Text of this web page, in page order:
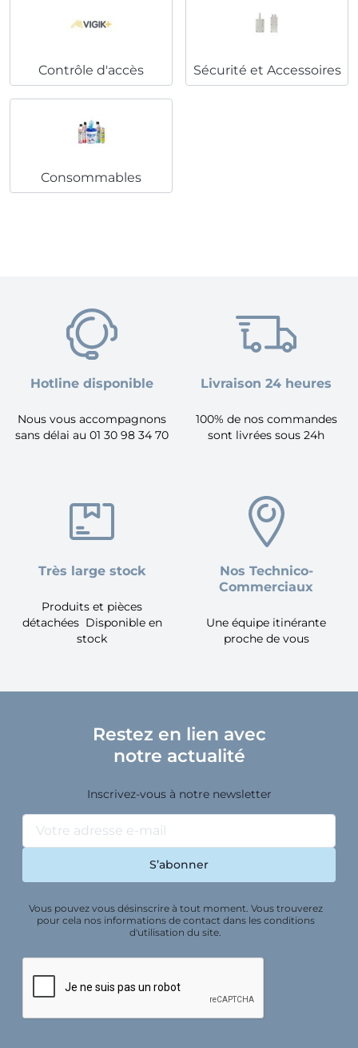
Contrôle d'accès Sécurité et Accessoires
Consommables
Hotline disponible
Nous vous accompagnons
sans délai au 01 30 98 34 70
Livraison 24 heures
100% de nos commandes
sont livrées sous 24h
Très large stock
Produits et pièces
détachées Disponible en
stock
Nos Technico-
Commerciaux
Une équipe itinérante
proche de vous
Restez en lien avec
notre actualité
Inscrivez-vous à notre newsletter
Vous pouvez vous désinscrire à tout moment. Vous trouverez
pour cela nos informations de contact dans les conditions
d'utilisation du site.